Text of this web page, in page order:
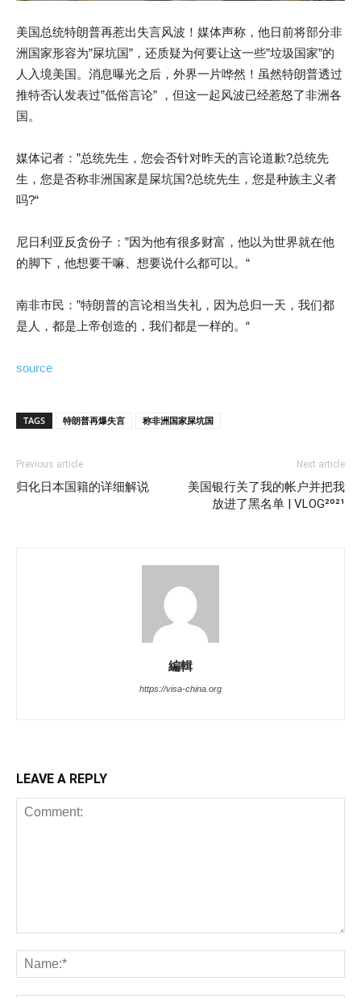
美国总统特朗普再惹出失言风波！媒体声称，他日前将部分非
洲国家形容为”屎坑国”，还质疑为何要让这一些”垃圾国家”的
人入境美国。消息曝光之后，外界一片哗然！虽然特朗普透过
推特否认发表过”低俗言论” ，但这一起风波已经惹怒了非洲各
国。
媒体记者：”总统先生，您会否针对昨天的言论道歉?总统先
生，您是否称非洲国家是屎坑国?总统先生，您是种族主义者
吗?“
尼日利亚反贪份子：”因为他有很多财富，他以为世界就在他
的脚下，他想要干嘛、想要说什么都可以。“
南非市民：”特朗普的言论相当失礼，因为总归一天，我们都
是人，都是上帝创造的，我们都是一样的。“
source
TAGS 特朗普再爆失言 称非洲国家屎坑国
Previous article
归化日本国籍的详细解说
Next article
美国银行关了我的帐户并把我
放进了黑名单 | VLOG²º²¹
編輯
https://visa-china.org
LEAVE A REPLY